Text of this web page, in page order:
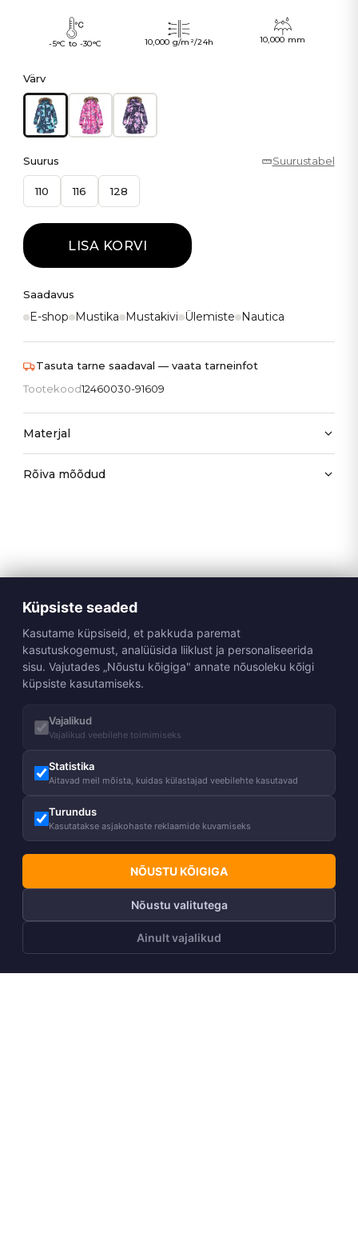
-5°C to -30°C 10,000 g/m²/24h 10,000 mm
Värv
Suurus Suurustabel
110 116 128
LISA KORVI
Saadavus
E-shop Mustika Mustakivi Ülemiste Nautica
Tasuta tarne saadaval — vaata tarneinfot
Tootekood12460030-91609
Materjal
Rõiva mõõdud
Küpsiste seaded
Kasutame küpsiseid, et pakkuda paremat
kasutuskogemust, analüüsida liiklust ja personaliseerida
sisu. Vajutades „Nõustu kõigiga" annate nõusoleku kõigi
küpsiste kasutamiseks.
Vajalikud
Vajalikud veebilehe toimimiseks
Statistika
Aitavad meil mõista, kuidas külastajad veebilehte kasutavad
Turundus
Kasutatakse asjakohaste reklaamide kuvamiseks
NÕUSTU KÕIGIGA
Nõustu valitutega
Ainult vajalikud